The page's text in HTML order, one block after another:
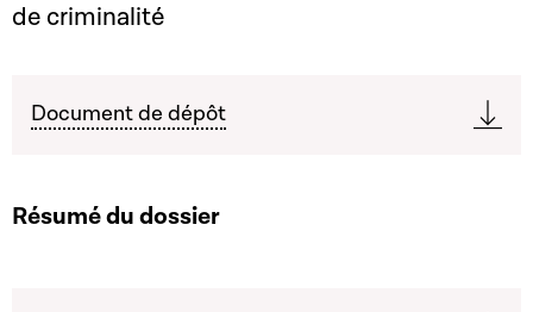
de criminalité
Document de dépôt
Résumé du dossier